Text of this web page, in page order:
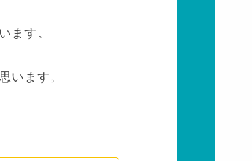
ます。
います。